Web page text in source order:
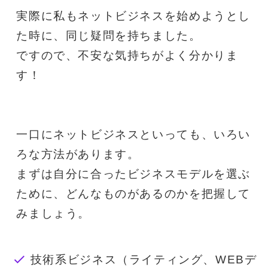
実際に私もネットビジネスを始めようとし
た時に、同じ疑問を持ちました。
ですので、不安な気持ちがよく分かりま
す！
一口にネットビジネスといっても、いろい
ろな方法があります。
まずは自分に合ったビジネスモデルを選ぶ
ために、どんなものがあるのかを把握して
みましょう。
技術系ビジネス（ライティング、WEBデ